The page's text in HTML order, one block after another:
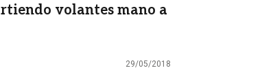
volantes mano a
29/05/2018